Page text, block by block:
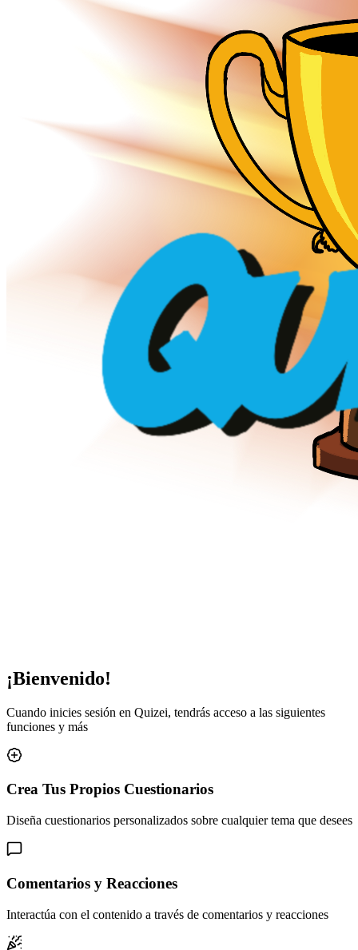
¡Bienvenido!
Cuando inicies sesión en Quizei, tendrás acceso a las siguientes
funciones y más
Crea Tus Propios Cuestionarios
Diseña cuestionarios personalizados sobre cualquier tema que desees
Comentarios y Reacciones
Interactúa con el contenido a través de comentarios y reacciones